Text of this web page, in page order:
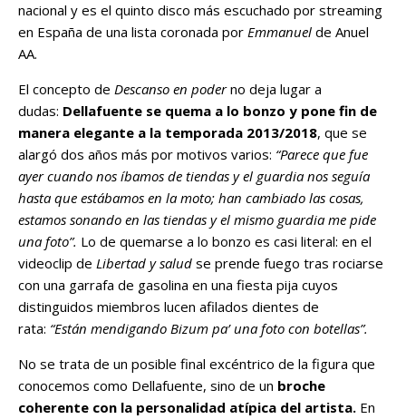
nacional y es el quinto disco más escuchado por streaming
en España de una lista coronada por Emmanuel de Anuel
AA.
El concepto de Descanso en poderno deja lugar a
dudas: Dellafuente se quema a lo bonzo y pone fin de
manera elegante a la temporada 2013/2018, que se
alargó dos años más por motivos varios: “Parece que fue
ayer cuando nos íbamos de tiendas y el guardia nos seguía
hasta que estábamos en la moto; han cambiado las cosas,
estamos sonando en las tiendas y el mismo guardia me pide
una foto”. Lo de quemarse a lo bonzo es casi literal: en el
videoclip de Libertad y salud se prende fuego tras rociarse
con una garrafa de gasolina en una fiesta pija cuyos
distinguidos miembros lucen afilados dientes de
rata: “Están mendigando Bizum pa’ una foto con botellas”.
No se trata de un posible final excéntrico de la figura que
conocemos como Dellafuente, sino de un broche
coherente con la personalidad atípica del artista. En